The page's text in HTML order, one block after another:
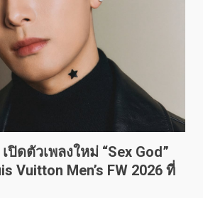
ปิดตัวเพลงใหม่ “Sex God”
Vuitton Men’s FW 2026 ที่